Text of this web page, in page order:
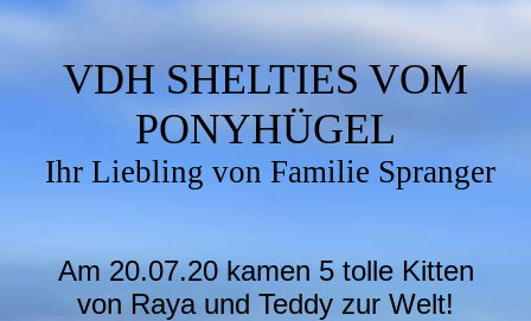
VDH SHELTIES VOM
PONYHÜGEL
Ihr Liebling von Familie Spranger
Am 20.07.20 kamen 5 tolle Kitten
von Raya und Teddy zur Welt!